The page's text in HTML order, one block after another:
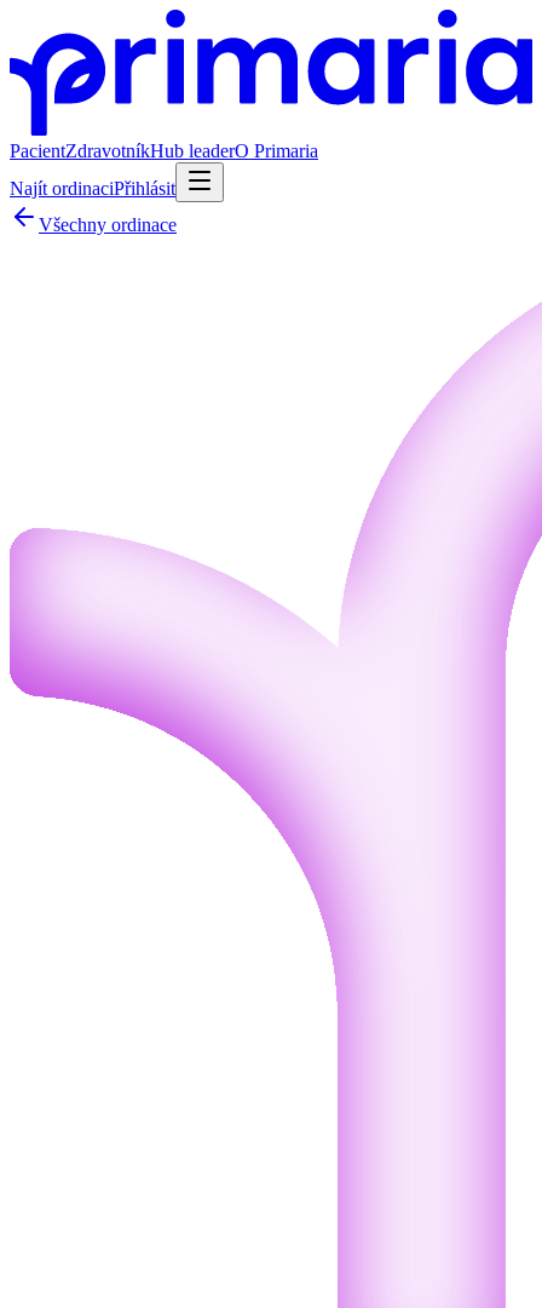
PacientZdravotníkHub leaderO Primaria
Najít ordinaciPřihlásit
Všechny ordinace